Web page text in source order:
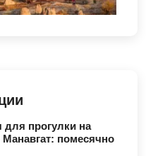
прогулки на
помесячно